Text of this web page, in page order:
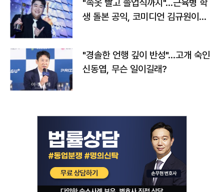
"속옷 빨고 졸업식까지"…근육병 학
생 돌본 공익, 코미디언 김규원이었
"경솔한 언행 깊이 반성"…고개 숙인
신동엽, 무슨 일이길래?